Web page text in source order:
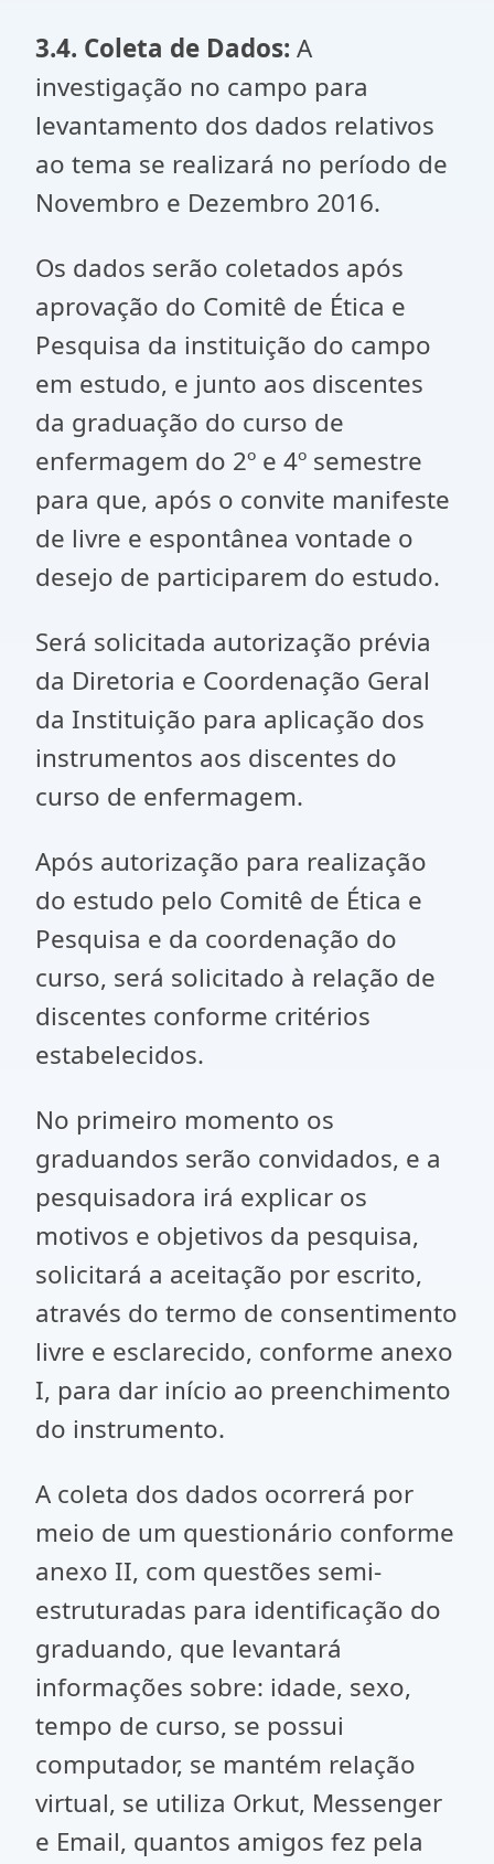
3.4. Coleta de Dados: A
investigação no campo para
levantamento dos dados relativos
ao tema se realizará no período de
Novembro e Dezembro 2016.
Os dados serão coletados após
aprovação do Comitê de Ética e
Pesquisa da instituição do campo
em estudo, e junto aos discentes
da graduação do curso de
enfermagem do 2º e 4º semestre
para que, após o convite manifeste
de livre e espontânea vontade o
desejo de participarem do estudo.
Será solicitada autorização prévia
da Diretoria e Coordenação Geral
da Instituição para aplicação dos
instrumentos aos discentes do
curso de enfermagem.
Após autorização para realização
do estudo pelo Comitê de Ética e
Pesquisa e da coordenação do
curso, será solicitado à relação de
discentes conforme critérios
estabelecidos.
No primeiro momento os
graduandos serão convidados, e a
pesquisadora irá explicar os
motivos e objetivos da pesquisa,
solicitará a aceitação por escrito,
através do termo de consentimento
livre e esclarecido, conforme anexo
I, para dar início ao preenchimento
do instrumento.
A coleta dos dados ocorrerá por
meio de um questionário conforme
anexo II, com questões semi-
estruturadas para identificação do
graduando, que levantará
informações sobre: idade, sexo,
tempo de curso, se possui
computador, se mantém relação
virtual, se utiliza Orkut, Messenger
e Email, quantos amigos fez pela